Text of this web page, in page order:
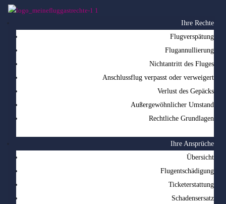
Ihre Rechte
Flugverspätung
Flugannullierung
Nichtantritt des Fluges
Anschlussflug verpasst oder verweigert
Verlust des Gepäcks
Außergewöhnlicher Umstand
Rechtliche Grundlagen
Ihre Ansprüche
Übersicht
Flugentschädigung
Ticketerstattung
Schadensersatz